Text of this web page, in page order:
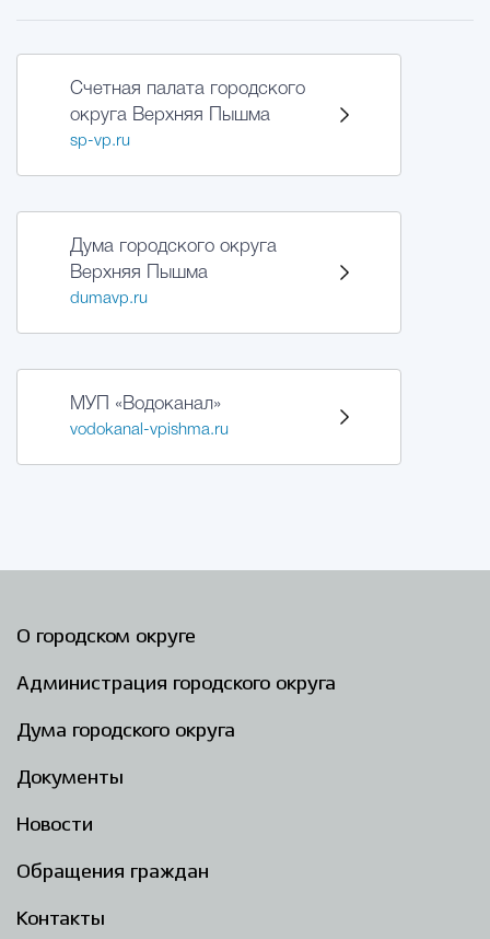
Счетная палата городского
округа Верхняя Пышма
sp-vp.ru
Дума городского округа
Верхняя Пышма
dumavp.ru
МУП «Водоканал»
vodokanal-vpishma.ru
О городском округе
Администрация городского округа
Дума городского округа
Документы
Новости
Обращения граждан
Контакты